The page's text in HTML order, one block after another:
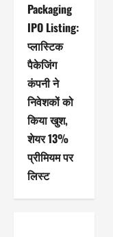
Packaging
IPO Listing:
प्लास्टिक
पैकेजिंग
कंपनी ने
निवेशकों को
किया खुश,
शेयर 13%
प्रीमियम पर
लिस्ट